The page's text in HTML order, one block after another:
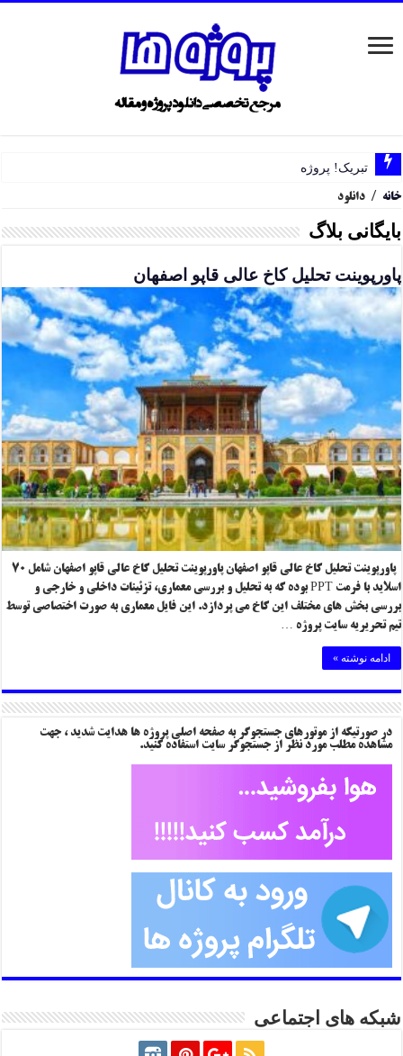
تبریک! پروژه ها SSL دا
خانه / دانلود
بایگانی بلاگ
پاورپوینت تحلیل کاخ عالی قاپو اصفهان
پاورپوینت تحلیل کاخ عالی قاپو اصفهان پاورپوینت تحلیل کاخ عالی قاپو اصفهان شامل ۷۰
اسلاید با فرمت PPT بوده که به تحلیل و بررسی معماری، تزئینات داخلی و خارجی و
بررسی بخش های مختلف این کاخ می پردازد. این فایل معماری به صورت اختصاصی توسط
تیم تحریریه سایت پروژه …
ادامه نوشته »
در صورتیکه از موتورهای جستجوگر به صفحه اصلی پروژه ها هدایت شدید ، جهت
مشاهده مطلب مورد نظر از جستجوگر سایت استفاده کنید.
شبکه های اجتماعی